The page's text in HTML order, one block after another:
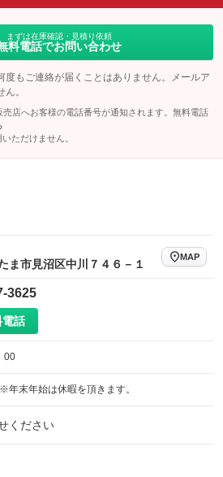
ヘッドライトウォッシャー
まずは在庫確認・見積り依頼
料電話でお問い合わせ
度もご連絡が届くことはありません。メールア
。
店へお客様の電話番号が通知されます。無料電話
ただけません。
ま市見沼区中川７４６－１
MAP
3625
電話
00
末年始は休暇を頂きます。
ください